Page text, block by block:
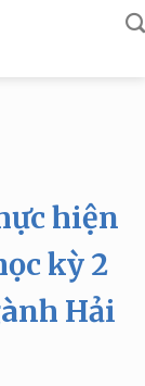
hiện
kỳ 2
Hải